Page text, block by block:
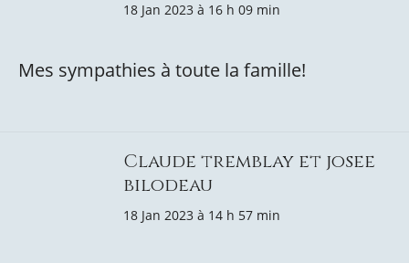
18 Jan 2023 à 16 h 09 min
Mes sympathies à toute la famille!
Claude tremblay et josee
bilodeau
18 Jan 2023 à 14 h 57 min